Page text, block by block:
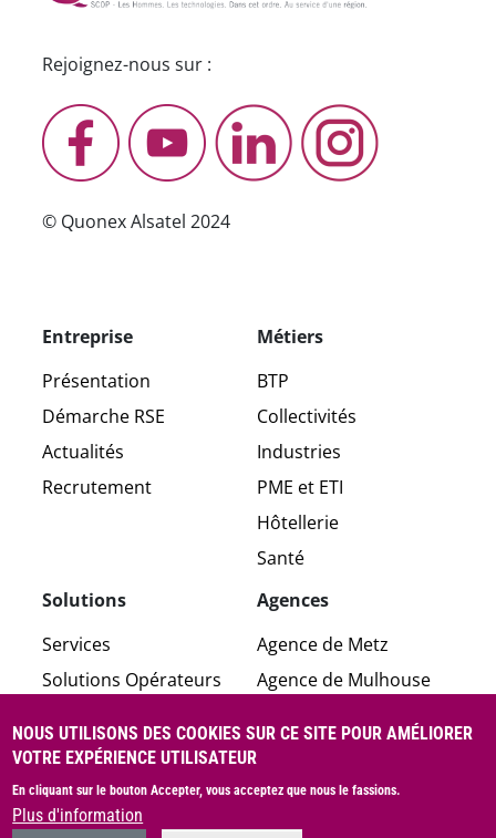
Rejoignez-nous sur :
© Quonex Alsatel 2024
Entreprise
Présentation
Démarche RSE
Actualités
Recrutement
Métiers
BTP
Collectivités
Industries
PME et ETI
Hôtellerie
Santé
Solutions
Services
Solutions Opérateurs
Sécurité
Applications
Agences
Agence de Metz
Agence de Mulhouse
Agence de Strasbourg
NOUS UTILISONS DES COOKIES SUR CE SITE POUR AMÉLIORER
VOTRE EXPÉRIENCE UTILISATEUR
En cliquant sur le bouton Accepter, vous acceptez que nous le fassions.
Plus d'information